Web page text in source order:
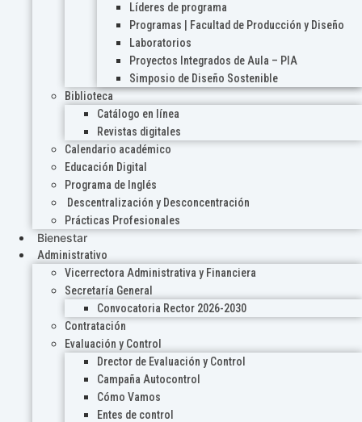
Líderes de programa
Programas | Facultad de Producción y Diseño
Laboratorios
Proyectos Integrados de Aula – PIA
Simposio de Diseño Sostenible
Biblioteca
Catálogo en línea
Revistas digitales
Calendario académico
Educación Digital
Programa de Inglés
Descentralización y Desconcentración
Prácticas Profesionales
Bienestar
Administrativo
Vicerrectora Administrativa y Financiera
Secretaría General
Convocatoria Rector 2026-2030
Contratación
Evaluación y Control
Drector de Evaluación y Control
Campaña Autocontrol
Cómo Vamos
Entes de control